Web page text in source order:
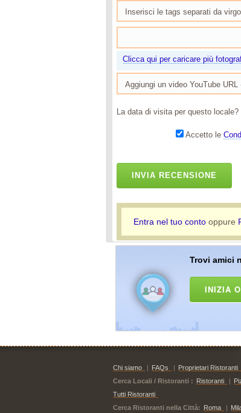
Clicca qui per caricare più
La data di visita per questo locale?
Accetto le
INVIA RECENSIONE
Entra nel tuo contooppure
Trovi amici
INIZIA
Chi siamo | FAQs | Proprietari Ristoranti
Cerca Locali / Ristoranti : Ristoranti |
Tutti Ristoranti
Cerca Ristoranti nella Città: Roma |